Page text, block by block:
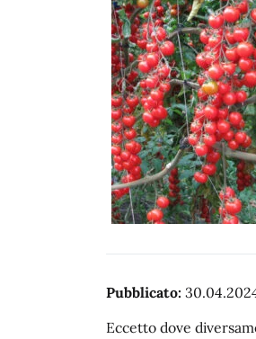
Pubblicato:
Eccetto dove